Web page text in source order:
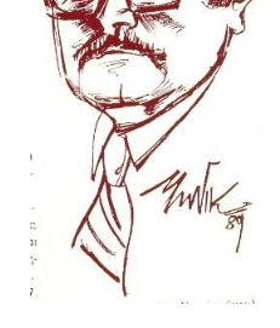
Θέματα και δράσεις Συνδέσμου
Ανακοινώσεις
Η ιστοσελίδα μας
Χάρτης του Site (Sitemap)
Επικοινωνία
Τα Νέα
Τα Τελευταία Νέα
Αυτοί που έφυγαν για πάντα